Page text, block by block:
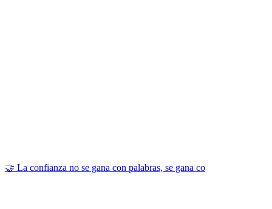
🤝 La confianza no se gana con palabras, se gana co